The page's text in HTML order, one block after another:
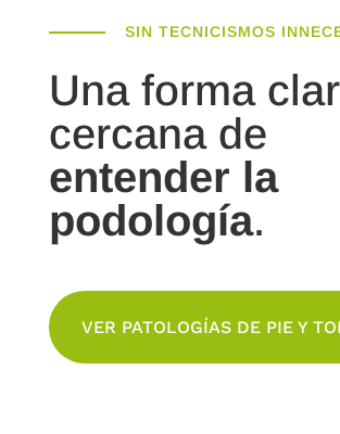
SIN TECNICISMOS
Una forma
cercana de
entender la
podología.
VER PATOLOGÍAS DE PIE Y